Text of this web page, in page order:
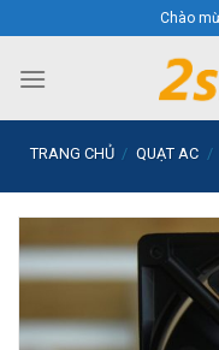
to
content
Chào
TRANG CHỦ / QUẠT AC /